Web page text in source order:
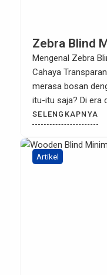
Zebra Blind
Mengenal Zebra
Cahaya
merasa bosan
itu-itu saja? Di era
terus berkembang,
menjadi dua hal
hunian. Banyak
dilema klasik saat
SELENGKAPNYA
Artikel